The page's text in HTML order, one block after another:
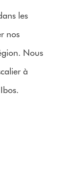
les
nos
Nous
à